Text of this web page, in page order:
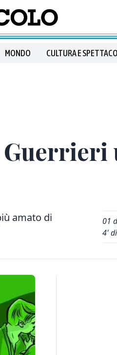
MONDO CULTURA E
Guerrieri
amato di
01
4'